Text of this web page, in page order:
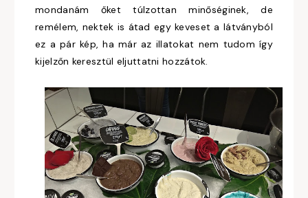
mondanám őket túlzottan minőséginek, de
remélem, nektek is átad egy keveset a látványból
ez a pár kép, ha már az illatokat nem tudom így
kijelzőn keresztül eljuttatni hozzátok.